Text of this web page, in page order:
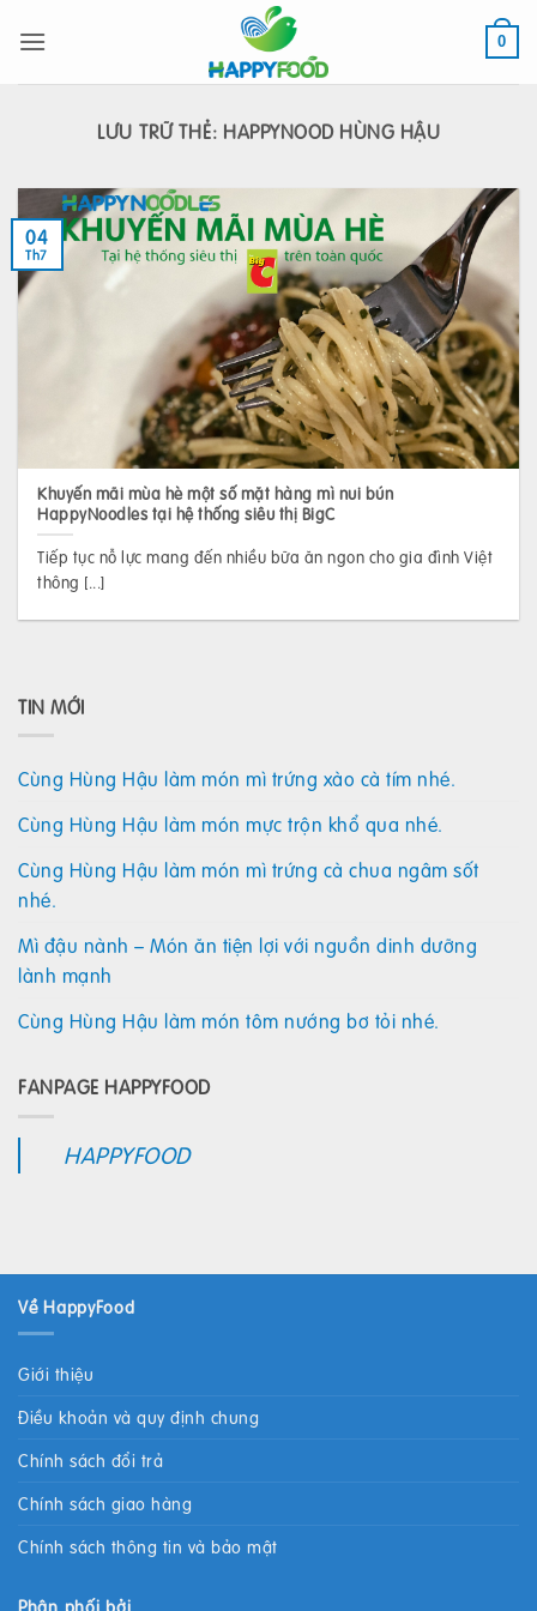
qua
0
LƯU TRỮ THẺ: HAPPYNOOD HÙNG HẬU
TIN MỚI
Cùng Hùng Hậu làm món mì trứng xào cà tím nhé.
Cùng Hùng Hậu làm món mực trộn khổ qua nhé.
Cùng Hùng Hậu làm món mì trứng cà chua ngâm sốt
nhé.
Mì đậu nành – Món ăn tiện lợi với nguồn dinh dưỡng
lành mạnh
Cùng Hùng Hậu làm món tôm nướng bơ tỏi nhé.
FANPAGE HAPPYFOOD
HAPPYFOOD
Khuyến mãi mùa hè một số mặt hàng mì nui bún
HappyNoodles tại hệ thống siêu thị BigC
Tiếp tục nỗ lực mang đến nhiều bữa ăn ngon cho gia đình Việt
thông [...]
04
Th7
Về HappyFood
Giới thiệu
Điều khoản và quy định chung
Chính sách đổi trả
Chính sách giao hàng
Chính sách thông tin và bảo mật